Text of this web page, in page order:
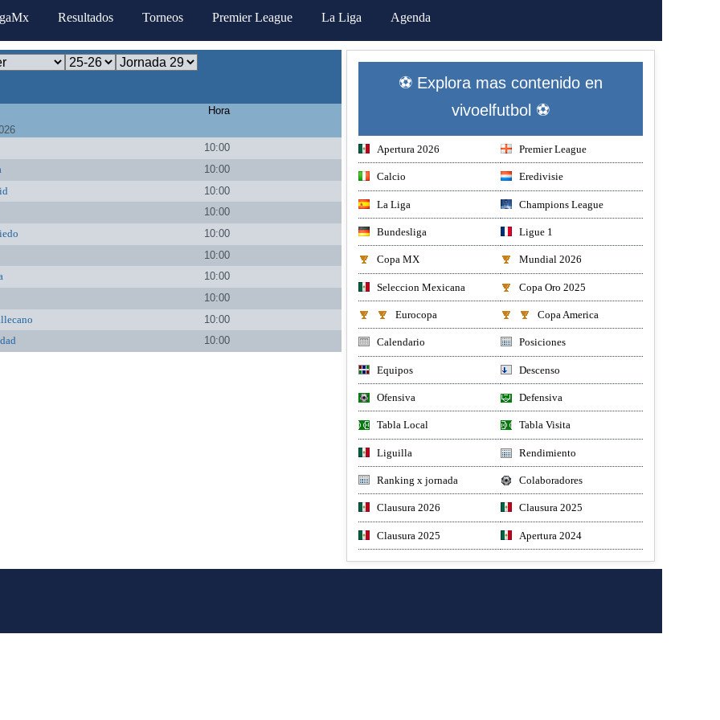
Resultados Torneos Premier League La Liga Agenda
Hora
10:00
10:00
10:00
10:00
10:00
10:00
10:00
10:00
10:00
10:00
⚽ Explora mas contenido en
vivoelfutbol ⚽
Apertura 2026 Premier League
Calcio Eredivisie
La Liga Champions League
Bundesliga Ligue 1
Copa MX Mundial 2026
Seleccion Mexicana Copa Oro 2025
Eurocopa Copa America
Calendario Posiciones
Equipos Descenso
Ofensiva Defensiva
Tabla Local Tabla Visita
Liguilla Rendimiento
Ranking x jornada Colaboradores
Clausura 2026 Clausura 2025
Clausura 2025 Apertura 2024